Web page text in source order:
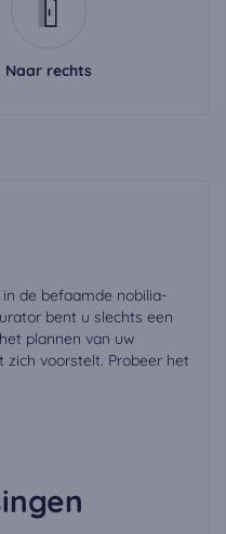
Naar rechts
de befaamde nobilia-
bent u slechts een
plannen van uw
zich voorstelt. Probeer het